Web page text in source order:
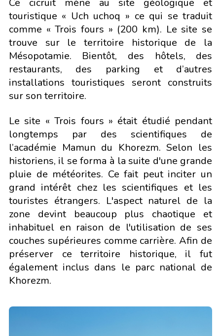
Ce cicruit mène au site géologique et
touristique « Uch uchoq » ce qui se traduit
comme « Trois fours » (200 km). Le site se
trouve sur le territoire historique de la
Mésopotamie. Bientôt, des hôtels, des
restaurants, des parking et d’autres
installations touristiques seront construits
sur son territoire.
Le site « Trois fours » était étudié pendant
longtemps par des scientifiques de
l’académie Mamun du Khorezm. Selon les
historiens, il se forma à la suite d'une grande
pluie de météorites. Ce fait peut inciter un
grand intérêt chez les scientifiques et les
touristes étrangers. L'aspect naturel de la
zone devint beaucoup plus chaotique et
inhabituel en raison de l'utilisation de ses
couches supérieures comme carrière. Afin de
préserver ce territoire historique, il fut
également inclus dans le parc national de
Khorezm.